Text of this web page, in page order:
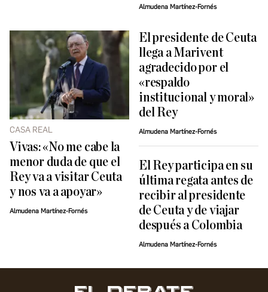
Almudena Martínez-Fornés
CASA REAL
Vivas: «No me cabe la
menor duda de que el
Rey va a visitar Ceuta
y nos va a apoyar»
Almudena Martínez-Fornés
El presidente de Ceuta
llega a Marivent
agradecido por el
«respaldo
institucional y moral»
del Rey
Almudena Martínez-Fornés
El Rey participa en su
última regata antes de
recibir al presidente
de Ceuta y de viajar
después a Colombia
Almudena Martínez-Fornés